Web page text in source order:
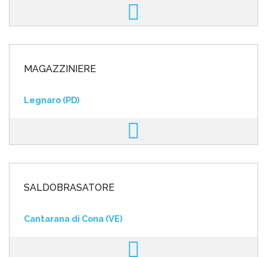
MAGAZZINIERE
Legnaro (PD)
SALDOBRASATORE
Cantarana di Cona (VE)